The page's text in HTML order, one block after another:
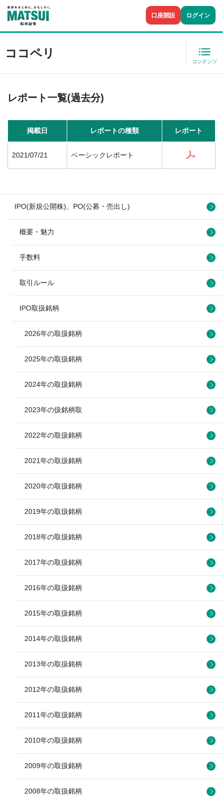
口座開設 ログイン
ココペリ
コンテンツ
レポート一覧(過去分)
掲載日 レポートの種類 レポート
2021/07/21 ベーシックレポート
IPO(新規公開株)、PO(公募・売出し)
概要・魅力
手数料
取引ルール
IPO取扱銘柄
2026年の取扱銘柄
2025年の取扱銘柄
2024年の取扱銘柄
2023年の扱銘柄取
2022年の取扱銘柄
2021年の取扱銘柄
2020年の取扱銘柄
2019年の取扱銘柄
2018年の取扱銘柄
2017年の取扱銘柄
2016年の取扱銘柄
2015年の取扱銘柄
2014年の取扱銘柄
2013年の取扱銘柄
2012年の取扱銘柄
2011年の取扱銘柄
2010年の取扱銘柄
2009年の取扱銘柄
2008年の取扱銘柄